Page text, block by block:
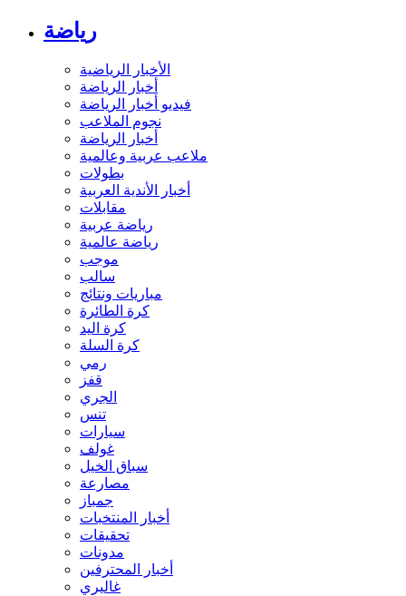
رياضة
الأخبار الرياضية
أخبار الرياضة
فيديو أخبار الرياضة
نجوم الملاعب
أخبار الرياضة
ملاعب عربية وعالمية
بطولات
أخبار الأندية العربية
مقابلات
رياضة عربية
رياضة عالمية
موجب
سالب
مباريات ونتائج
كرة الطائرة
كرة اليد
كرة السلة
رمي
قفز
الجري
تنس
سيارات
غولف
سباق الخيل
مصارعة
جمباز
أخبار المنتخبات
تحقيقات
مدونات
أخبار المحترفين
غاليري